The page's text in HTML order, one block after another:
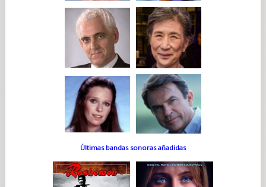
Últimas bandas sonoras añadidas